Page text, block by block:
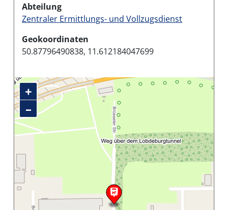
Abteilung
Zentraler Ermittlungs- und Vollzugsdienst
Geokoordinaten
50.87796490838, 11.612184047699
+
–